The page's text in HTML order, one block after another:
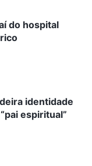
obstruindo,
usar a
la
a, assim,
Satanás é
disso, o
Deus, e as
a dor que
do hospital
identidade
espiritual”